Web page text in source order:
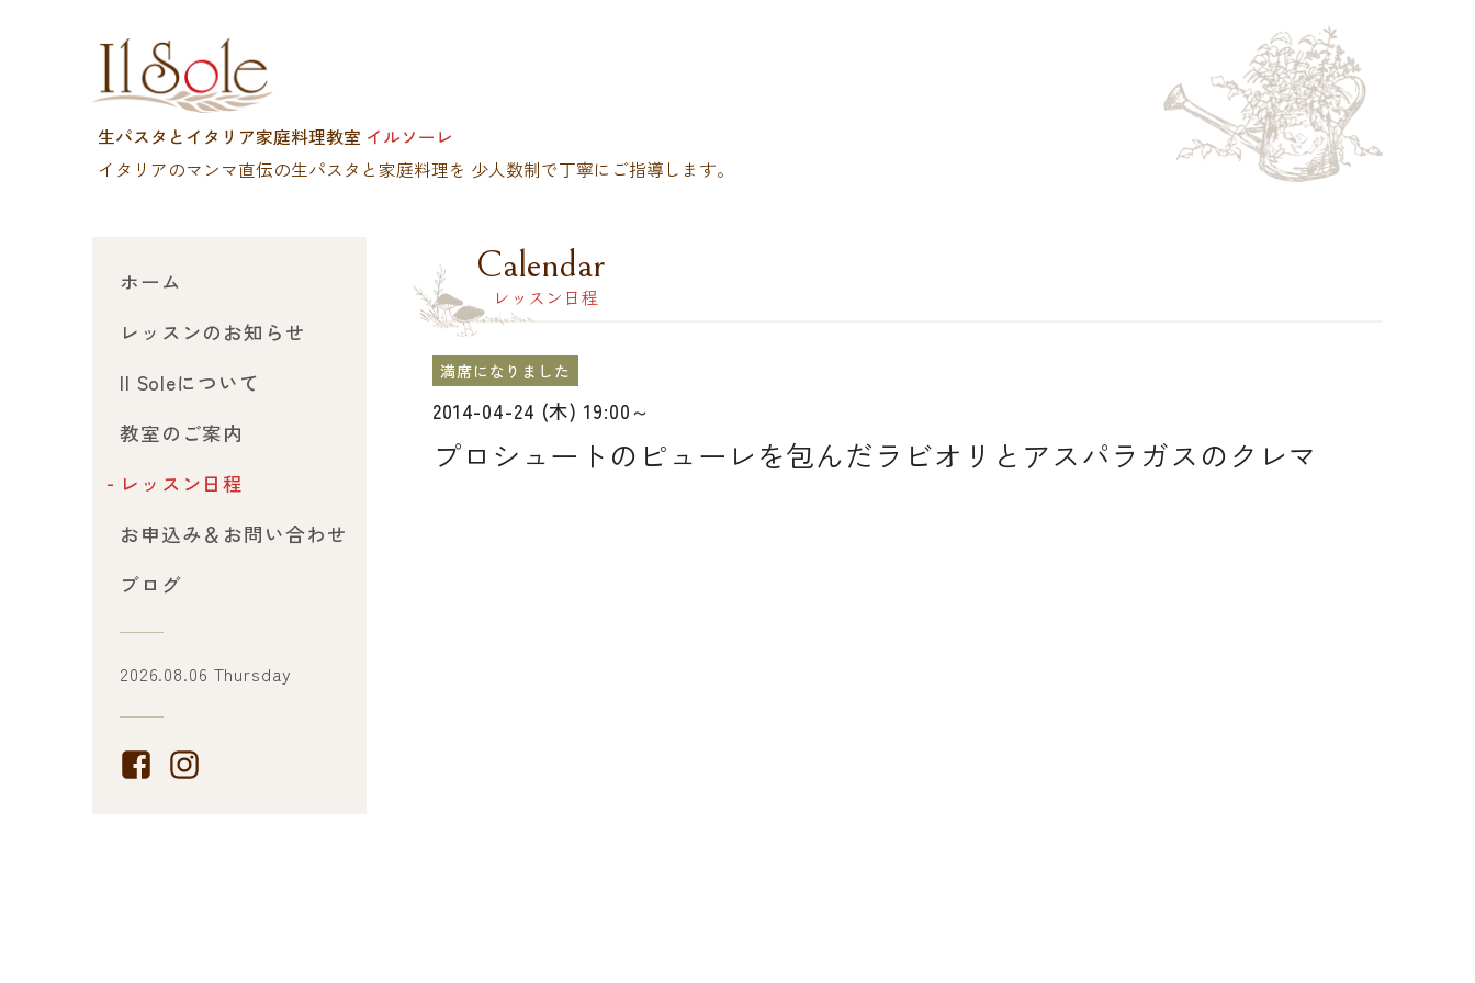
生パスタとイタリア家庭料理教室 イルソーレ
イタリアのマンマ直伝の生パスタと家庭料理を 少人数制で丁寧にご指導します。
ホーム
レッスンのお知らせ
Il Soleについて
教室のご案内
レッスン日程
お申込み＆お問い合わせ
ブログ
2026.08.06 Thursday
Calendar
レッスン日程
満席になりました
2014-04-24 (木) 19:00～
プロシュートのピューレを包んだラビオリとアスパラガスのクレマ